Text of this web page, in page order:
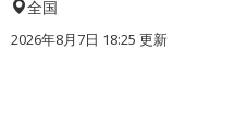
全国
2026年8月7日 18:25 更新